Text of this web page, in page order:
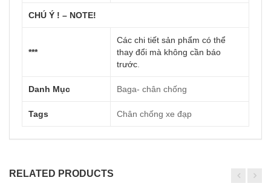
CHÚ Ý ! – NOTE!
***
Các chi tiết sản phẩm có thể
thay đổi mà không cần báo
trước
Danh Mục Baga- chân chống
Tags Chân chống xe đạp
RELATED PRODUCTS